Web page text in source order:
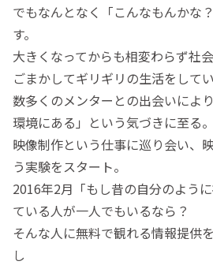
でもなんとなく「こんなもんかな
す。
大きくなってからも相変わらず社
ごまかしてギリギリの生活をしてい
数多くのメンターとの出会いによ
環境にある」という気づきに至る。
映像制作という仕事に巡り会い、
う実験をスタート。
2016年2月「もし昔の自分のよう
ている人が一人でもいるなら？
そんな人に無料で観れる情報提供
し